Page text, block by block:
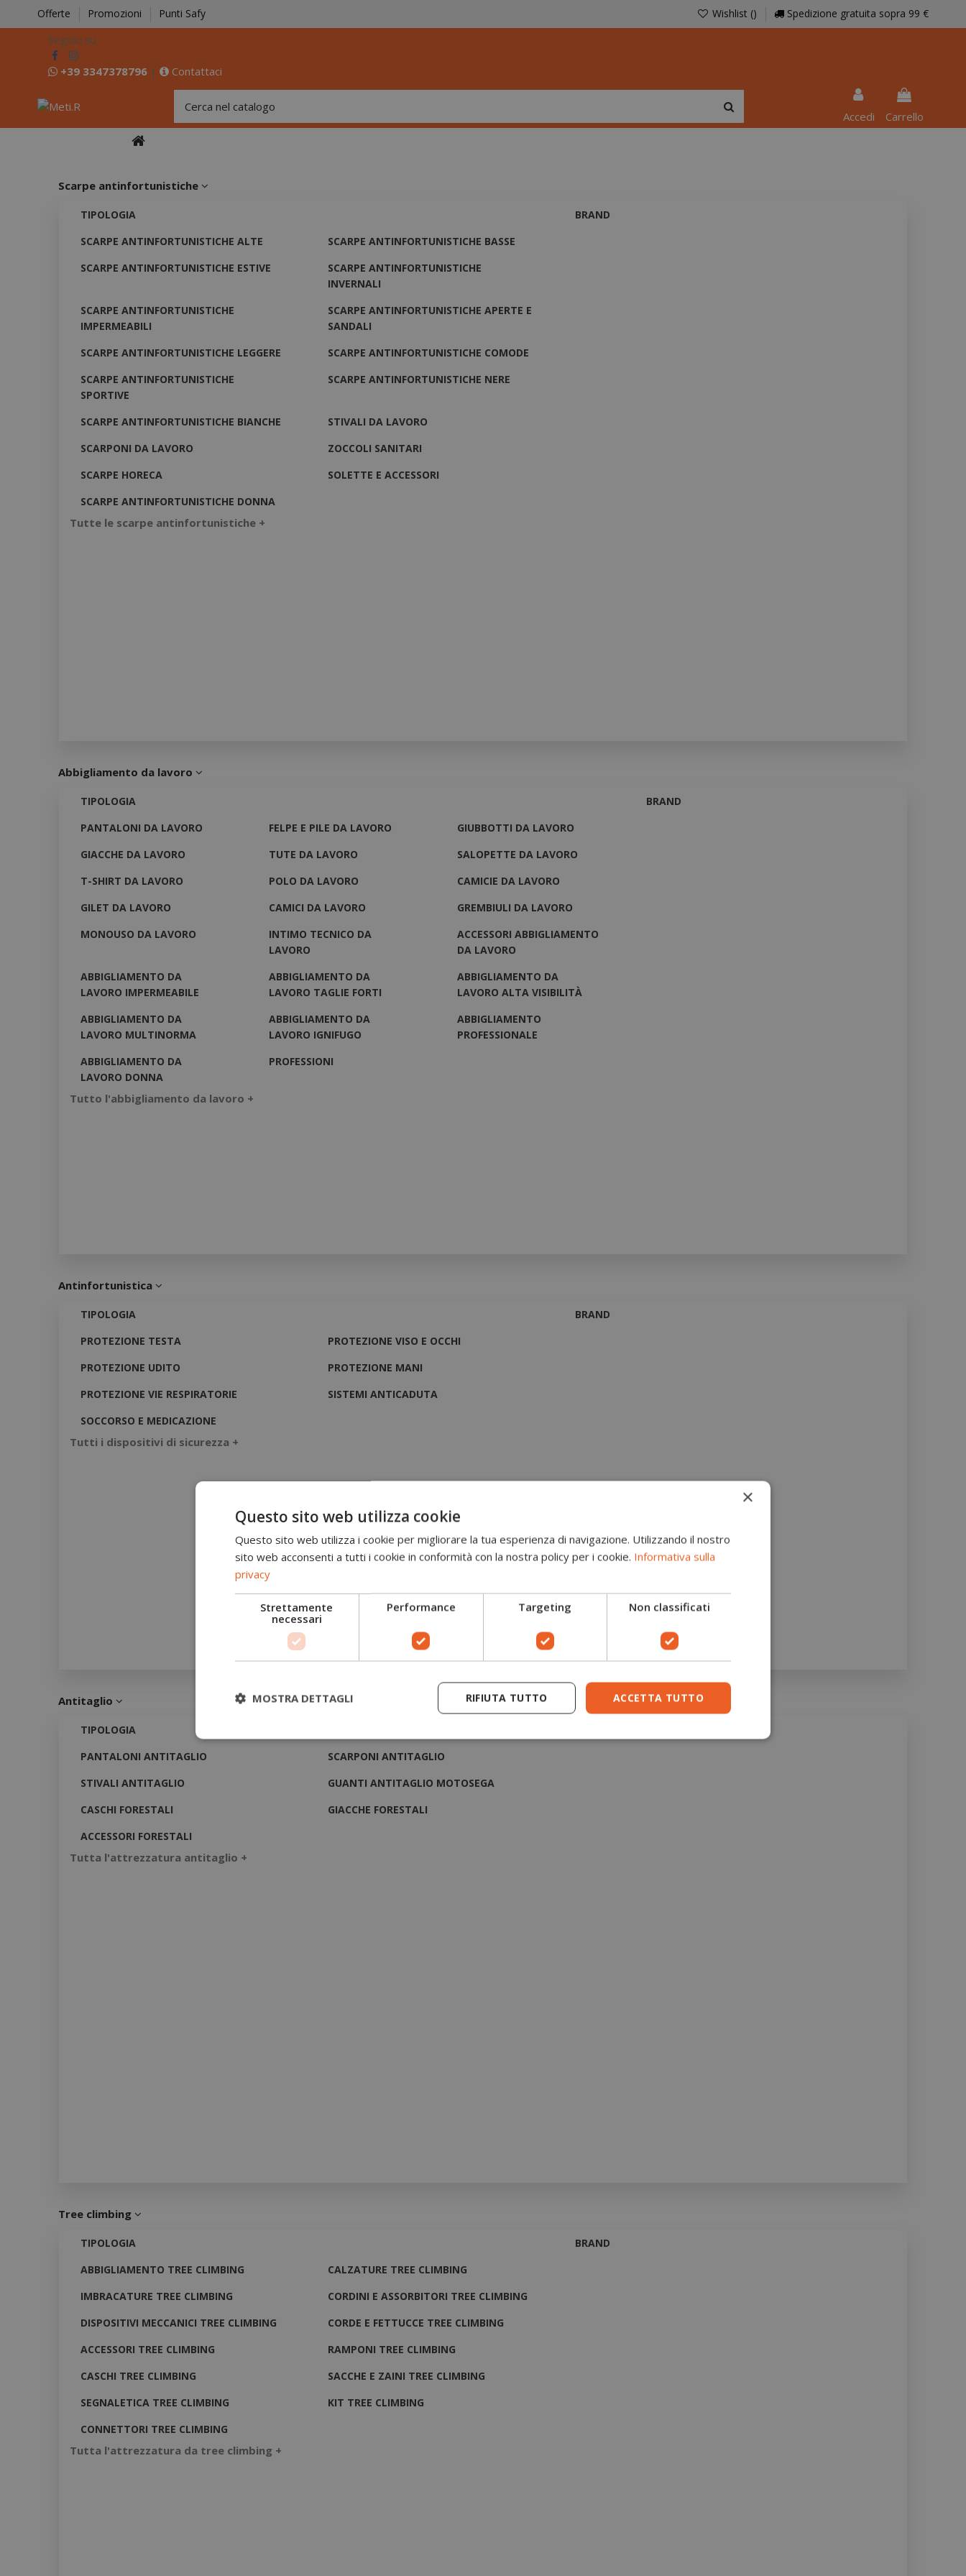
Offerte Promozioni Punti Safy Wishlist () Spedizione gratuita sopra 99 €
Seguici su
+39 3347378796 | Contattaci
Accedi Carrello
Scarpe antinfortunistiche
TIPOLOGIA
SCARPE ANTINFORTUNISTICHE ALTE
SCARPE ANTINFORTUNISTICHE BASSE
SCARPE ANTINFORTUNISTICHE ESTIVE
SCARPE ANTINFORTUNISTICHE
INVERNALI
SCARPE ANTINFORTUNISTICHE
IMPERMEABILI
SCARPE ANTINFORTUNISTICHE APERTE E
SANDALI
SCARPE ANTINFORTUNISTICHE LEGGERE
SCARPE ANTINFORTUNISTICHE COMODE
SCARPE ANTINFORTUNISTICHE
SPORTIVE
SCARPE ANTINFORTUNISTICHE NERE
SCARPE ANTINFORTUNISTICHE BIANCHE
STIVALI DA LAVORO
SCARPONI DA LAVORO
ZOCCOLI SANITARI
SCARPE HORECA
SOLETTE E ACCESSORI
SCARPE ANTINFORTUNISTICHE DONNA
Tutte le scarpe antinfortunistiche +
BRAND
Abbigliamento da lavoro
TIPOLOGIA
PANTALONI DA LAVORO
FELPE E PILE DA LAVORO
GIUBBOTTI DA LAVORO
GIACCHE DA LAVORO
TUTE DA LAVORO
SALOPETTE DA LAVORO
T-SHIRT DA LAVORO
POLO DA LAVORO
CAMICIE DA LAVORO
GILET DA LAVORO
CAMICI DA LAVORO
GREMBIULI DA LAVORO
MONOUSO DA LAVORO
INTIMO TECNICO DA
LAVORO
ACCESSORI ABBIGLIAMENTO
DA LAVORO
ABBIGLIAMENTO DA
LAVORO IMPERMEABILE
ABBIGLIAMENTO DA
LAVORO TAGLIE FORTI
ABBIGLIAMENTO DA
LAVORO ALTA VISIBILITÀ
ABBIGLIAMENTO DA
LAVORO MULTINORMA
ABBIGLIAMENTO DA
LAVORO IGNIFUGO
ABBIGLIAMENTO
PROFESSIONALE
ABBIGLIAMENTO DA
LAVORO DONNA
PROFESSIONI
Tutto l'abbigliamento da lavoro +
BRAND
Antinfortunistica
TIPOLOGIA
PROTEZIONE TESTA
PROTEZIONE VISO E OCCHI
PROTEZIONE UDITO
PROTEZIONE MANI
PROTEZIONE VIE RESPIRATORIE
SISTEMI ANTICADUTA
SOCCORSO E MEDICAZIONE
Tutti i dispositivi di sicurezza +
BRAND
Antitaglio
TIPOLOGIA
PANTALONI ANTITAGLIO
SCARPONI ANTITAGLIO
STIVALI ANTITAGLIO
GUANTI ANTITAGLIO MOTOSEGA
CASCHI FORESTALI
GIACCHE FORESTALI
ACCESSORI FORESTALI
Tutta l'attrezzatura antitaglio +
Tree climbing
TIPOLOGIA
ABBIGLIAMENTO TREE CLIMBING
CALZATURE TREE CLIMBING
IMBRACATURE TREE CLIMBING
CORDINI E ASSORBITORI TREE CLIMBING
DISPOSITIVI MECCANICI TREE CLIMBING
CORDE E FETTUCCE TREE CLIMBING
ACCESSORI TREE CLIMBING
RAMPONI TREE CLIMBING
CASCHI TREE CLIMBING
SACCHE E ZAINI TREE CLIMBING
SEGNALETICA TREE CLIMBING
KIT TREE CLIMBING
CONNETTORI TREE CLIMBING
Tutta l'attrezzatura da tree climbing +
BRAND
×
Questo sito web utilizza cookie
Questo sito web utilizza i cookie per migliorare la tua esperienza di navigazione. Utilizzando il nostro
sito web acconsenti a tutti i cookie in conformità con la nostra policy per i cookie. Informativa sulla
privacy
Strettamente
necessari
Performance Targeting Non classificati
ACCETTA TUTTO
RIFIUTA TUTTO
MOSTRA DETTAGLI